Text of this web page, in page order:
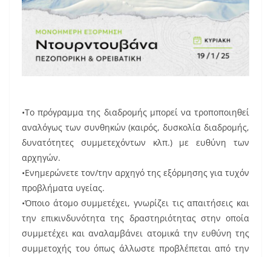
•Το πρόγραμμα της διαδρομής μπορεί να τροποποιηθεί
αναλόγως των συνθηκών (καιρός, δυσκολία διαδρομής,
δυνατότητες συμμετεχόντων κλπ.) με ευθύνη των
αρχηγών.
•Ενημερώνετε τον/την αρχηγό της εξόρμησης για τυχόν
προβλήματα υγείας.
•Όποιο άτομο συμμετέχει, γνωρίζει τις απαιτήσεις και
την επικινδυνότητα της δραστηριότητας στην οποία
συμμετέχει και αναλαμβάνει ατομικά την ευθύνη της
συμμετοχής του όπως άλλωστε προβλέπεται από την